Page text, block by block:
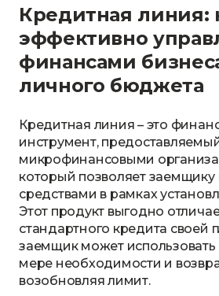
Кредитная линия:
эффективно
финансами
личного бюджета
Кредитная линия – это
инструмент,
микрофинансовыми
который позволяет заемщику
средствами в рамках
Этот продукт выгодно
стандартного кредита своей
заемщик может использовать
мере необходимости и
возобновляя лимит.